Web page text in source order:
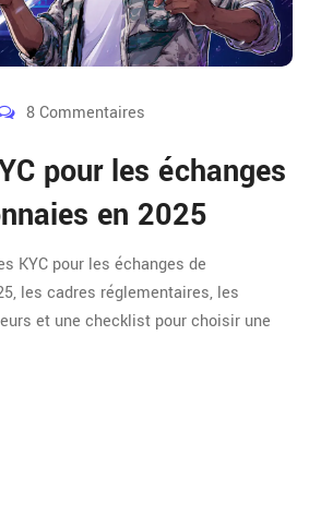
8 Commentaires
pour les échanges
en 2025
KYC pour les échanges de
les cadres réglementaires, les
et une checklist pour choisir une